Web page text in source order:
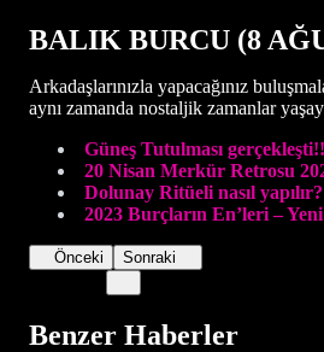
BALIK BURCU (8
Arkadaşlarınızla yapacağınız
aynı zamanda nostaljik zamanlar
Güneş Tutulması
20 Nisan Merkür Retrosu
Dolunay Ritüeli nasıl
2023 Burçların En’leri –
Önceki Sonraki
Benzer Haberler